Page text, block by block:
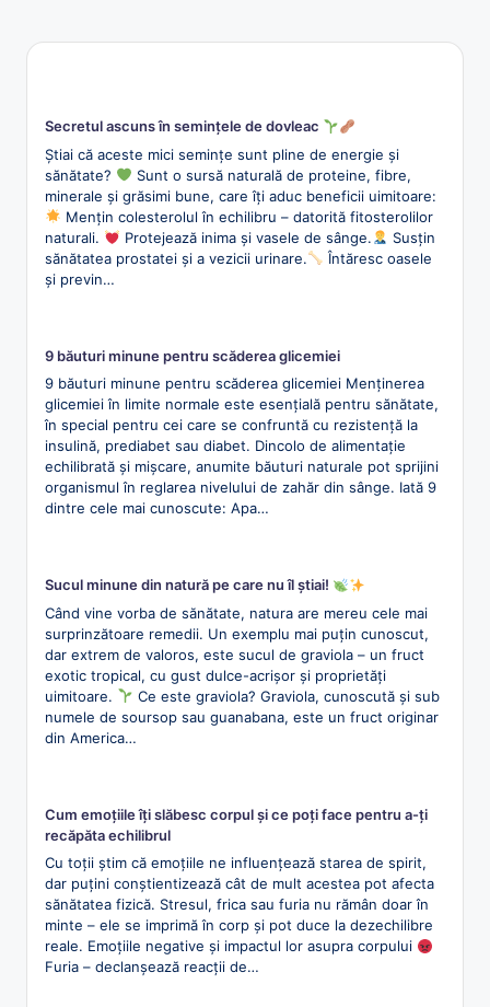
Secretul ascuns în semințele de dovleac
Știai că aceste mici semințe sunt pline de energie și
sănătate?
Sunt o sursă naturală de proteine, fibre,
minerale și grăsimi bune, care îți aduc beneficii uimitoare:
Mențin colesterolul în echilibru – datorită fitosterolilor
naturali.
Protejează inima și vasele de sânge.
Susțin
sănătatea prostatei și a vezicii urinare.
Întăresc oasele
și previn…
9 băuturi minune pentru scăderea glicemiei
9 băuturi minune pentru scăderea glicemiei Menținerea
glicemiei în limite normale este esențială pentru sănătate,
în special pentru cei care se confruntă cu rezistență la
insulină, prediabet sau diabet. Dincolo de alimentație
echilibrată și mișcare, anumite băuturi naturale pot sprijini
organismul în reglarea nivelului de zahăr din sânge. Iată 9
dintre cele mai cunoscute: Apa…
Sucul minune din natură pe care nu îl știai!
Când vine vorba de sănătate, natura are mereu cele mai
surprinzătoare remedii. Un exemplu mai puțin cunoscut,
dar extrem de valoros, este sucul de graviola – un fruct
exotic tropical, cu gust dulce-acrișor și proprietăți
uimitoare.
Ce este graviola? Graviola, cunoscută și sub
numele de soursop sau guanabana, este un fruct originar
din America…
Cum emoțiile îți slăbesc corpul și ce poți face pentru a-ți
recăpăta echilibrul
Cu toții știm că emoțiile ne influențează starea de spirit,
dar puțini conștientizează cât de mult acestea pot afecta
sănătatea fizică. Stresul, frica sau furia nu rămân doar în
minte – ele se imprimă în corp și pot duce la dezechilibre
reale. Emoțiile negative și impactul lor asupra corpului
Furia – declanșează reacții de…